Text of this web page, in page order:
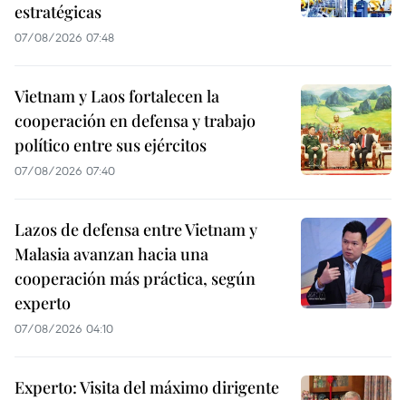
estratégicas
07/08/2026 07:48
Vietnam y Laos fortalecen la
cooperación en defensa y trabajo
político entre sus ejércitos
07/08/2026 07:40
Lazos de defensa entre Vietnam y
Malasia avanzan hacia una
cooperación más práctica, según
experto
07/08/2026 04:10
Experto: Visita del máximo dirigente